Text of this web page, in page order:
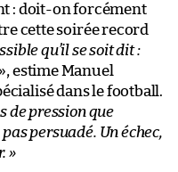
: doit-on forcément
cette soirée record
qu’il se soit dit :
estime Manuel
dans le football.
de pression que
pas persuadé. Un échec,
»